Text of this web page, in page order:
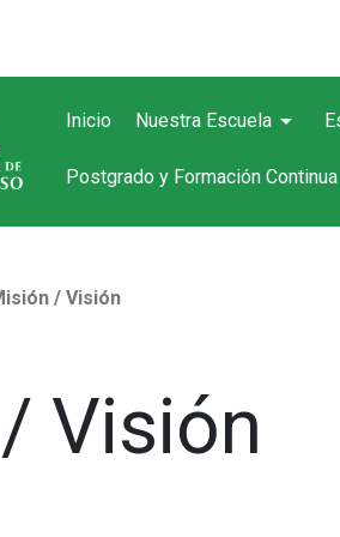
Inicio Nuestra Escuela arrow_drop_down
Postgrado y Formación Continua
/ Visión
Visión